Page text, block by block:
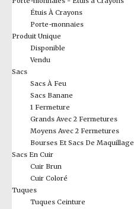
Étuis À Crayons
Porte-monnaies
Produit Unique
Disponible
Vendu
Sacs
Sacs À Feu
Sacs Banane
1 Fermeture
Grands Avec 2 Fermetures
Moyens Avec 2 Fermetures
Bourses Et Sacs De Maquillage
Sacs En Cuir
Cuir Brun
Cuir Coloré
Tuques
Tuques Ceinture